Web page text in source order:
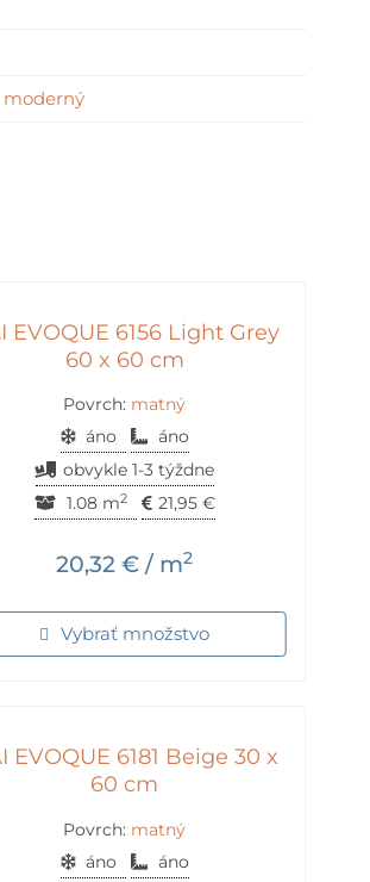
moderný
EVOQUE 6156 Light Grey
60 x 60 cm
Povrch: matný
áno
áno
obvykle 1-3 týždne
1.08 m2 21,95 €
20,32 € / m2
Vybrať množstvo
EVOQUE 6181 Beige 30 x
60 cm
Povrch: matný
áno
áno